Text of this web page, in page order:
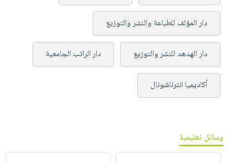
دار المؤلف للطباعة والنشر والتوزيع
دار الهدهد للنشر والتوزيع دار الراتب الجامعية
أكاديميا انترناشونال
وسائل تعليمية